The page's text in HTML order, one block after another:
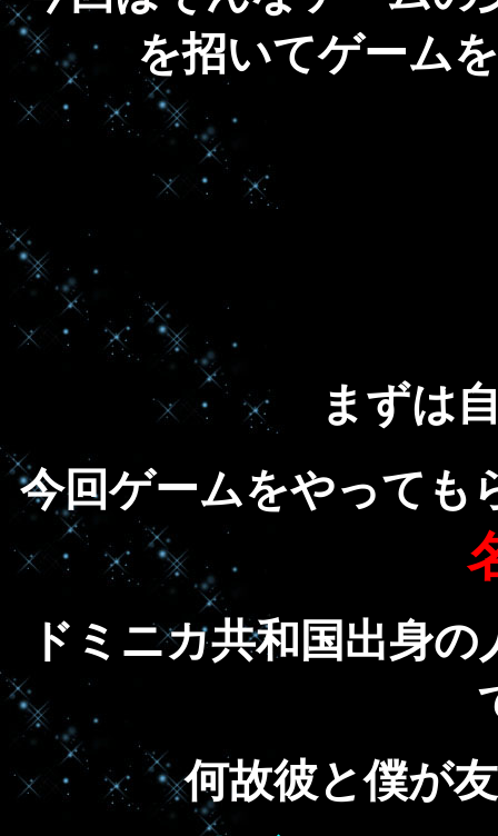
を招いてゲーム
まずは
今回ゲームをやっても
ドミニカ共和国出身
何故彼と僕が